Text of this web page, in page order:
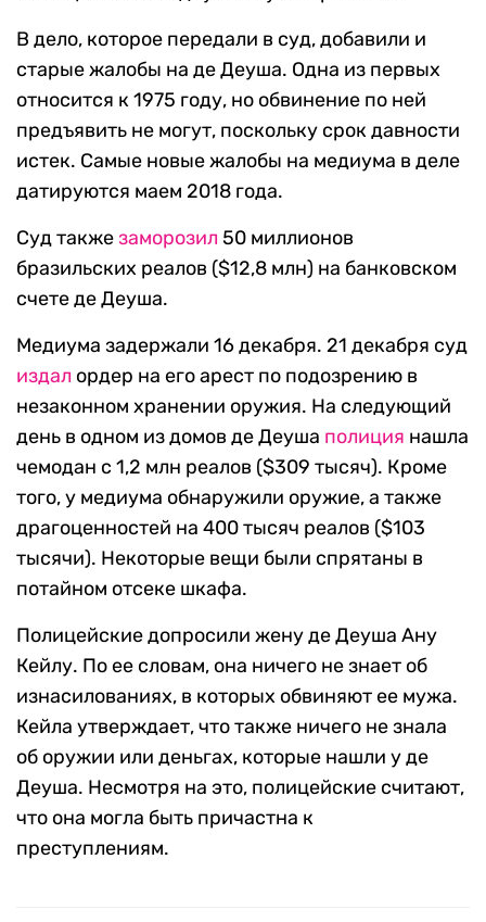
В дело, которое передали в суд, добавили и
старые жалобы на де Деуша. Одна из первых
относится к 1975 году, но обвинение по ней
предъявить не могут, поскольку срок давности
истек. Самые новые жалобы на медиума в деле
датируются маем 2018 года.
Суд такжезаморозил 50 миллионов
бразильских реалов ($12,8 млн) на банковском
счете де Деуша.
Медиума задержали 16 декабря. 21 декабря суд
издал ордер на его арест по подозрению в
незаконном хранении оружия. На следующий
день в одном из домов де Деуша полиция нашла
чемодан с 1,2 млн реалов ($309 тысяч). Кроме
того, у медиума обнаружили оружие, а также
драгоценностей на 400 тысяч реалов ($103
тысячи). Некоторые вещи были спрятаны в
потайном отсеке шкафа.
Полицейские допросили жену де Деуша Ану
Кейлу. По ее словам, она ничего не знает об
изнасилованиях, в которых обвиняют ее мужа.
Кейла утверждает, что также ничего не знала
об оружии или деньгах, которые нашли у де
Деуша. Несмотря на это, полицейские считают,
что она могла быть причастна к
преступлениям.